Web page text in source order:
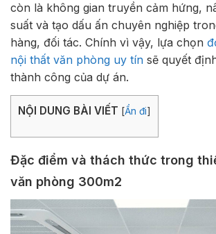
còn là không gian truyền cảm hứng,
suất và tạo dấu ấn chuyên nghiệp
hàng, đối tác. Chính vì vậy, lựa chọn
nội thất văn phòng uy tín sẽ quyết
thành công của dự án.
NỘI DUNG BÀI VIẾT [Ẩn đi]
Đặc điểm và thách thức trong
văn phòng 300m2